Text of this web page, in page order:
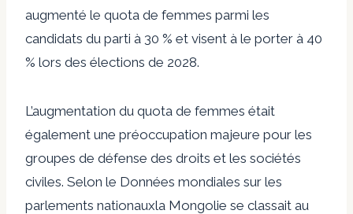
augmenté le quota de femmes parmi les
candidats du parti à 30 % et visent à le porter à 40
% lors des élections de 2028.
L’augmentation du quota de femmes était
également une préoccupation majeure pour les
groupes de défense des droits et les sociétés
civiles. Selon le Données mondiales sur les
parlements nationauxla Mongolie se classait au